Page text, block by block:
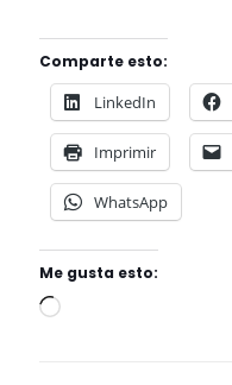
Comparte esto:
LinkedIn
Imprimir
WhatsApp
Me gusta esto: